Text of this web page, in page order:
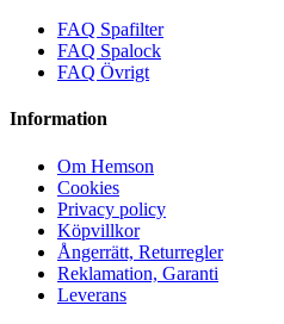
FAQ Spafilter
FAQ Spalock
FAQ Övrigt
Information
Om Hemson
Cookies
Privacy policy
Köpvillkor
Ångerrätt, Returregler
Reklamation, Garanti
Leverans